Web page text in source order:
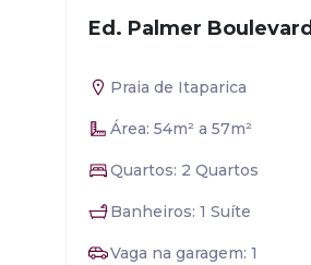
Ed. Palmer Boulevard
Praia de Itaparica
Área: 54m² a 57m²
Quartos: 2 Quartos
Banheiros: 1 Suíte
Vaga na garagem: 1